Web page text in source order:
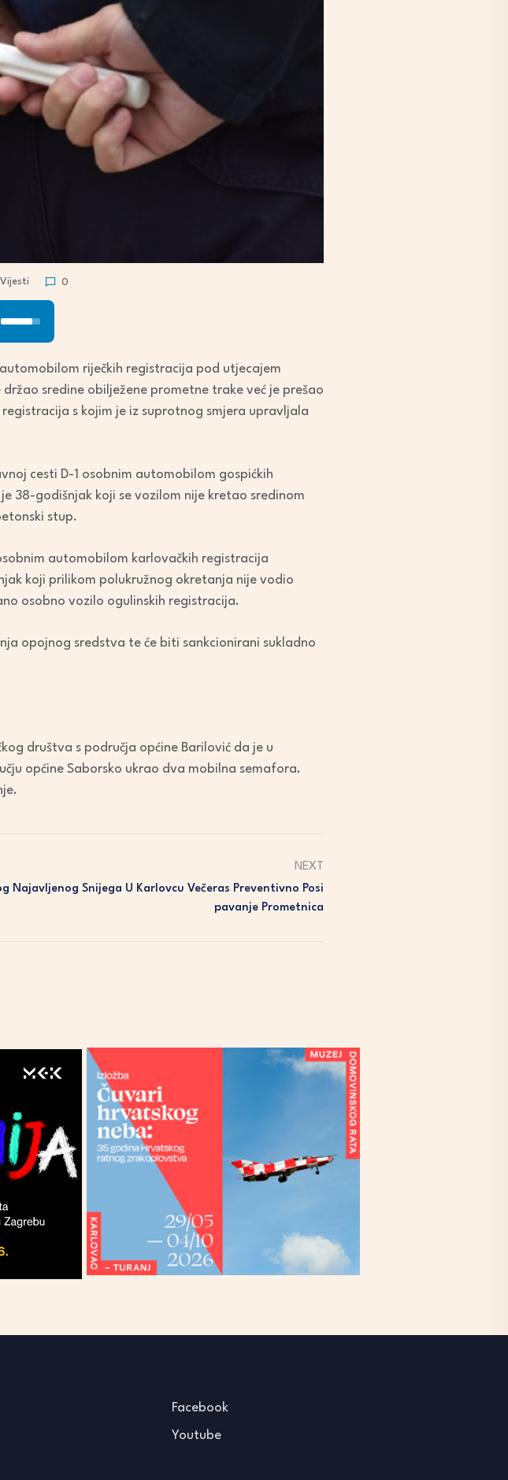
Vijesti 0
Use
Up/Down
increase
volume.
riječkih registracija pod utjecajem
sredine obilježene prometne trake već je prešao
s kojim je iz suprotnog smjera upravljala
cesti D-1 osobnim automobilom gospićkih
38-godišnjak koji se vozilom nije kretao sredinom
stup.
automobilom karlovačkih registracija
koji prilikom polukružnog okretanja nije vodio
osobno vozilo ogulinskih registracija.
opojnog sredstva te će biti sankcionirani sukladno
društva s područja općine Barilović da je u
općine Saborsko ukrao dva mobilna semafora.
NEXT
Najavljenog Snijega U Karlovcu Večeras Preventivno Posi
Pavanje Prometnica
Facebook
Youtube